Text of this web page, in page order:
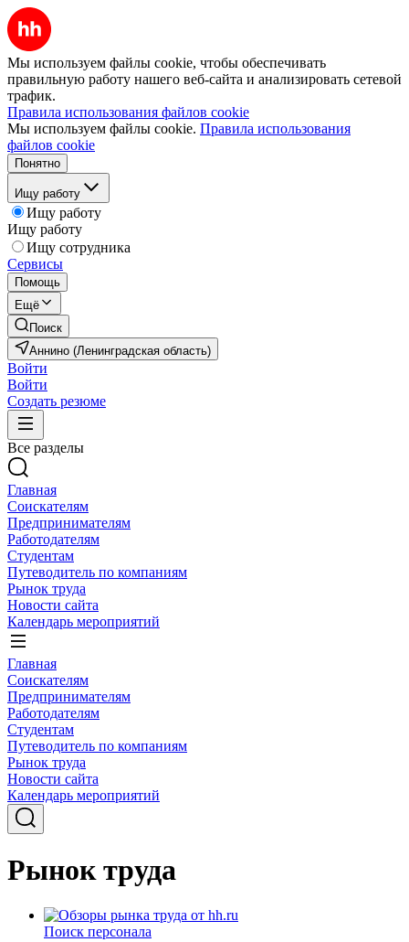
Мы используем файлы cookie, чтобы обеспечивать
правильную работу нашего веб-сайта и анализировать сетевой
трафик.
Правила использования файлов cookie
Мы используем файлы cookie. Правила использования
файлов cookie
Понятно
Ищу работу
Ищу работу
Ищу работу
Ищу сотрудника
Сервисы
Помощь
Ещё
Поиск
Аннино (Ленинградская область)
Войти
Войти
Создать резюме
Все разделы
Главная
Соискателям
Предпринимателям
Работодателям
Студентам
Путеводитель по компаниям
Рынок труда
Новости сайта
Календарь мероприятий
Главная
Соискателям
Предпринимателям
Работодателям
Студентам
Путеводитель по компаниям
Рынок труда
Новости сайта
Календарь мероприятий
Рынок труда
Поиск персонала